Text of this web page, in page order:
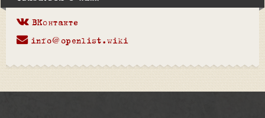
ВКонтакте
info@openlist.wiki